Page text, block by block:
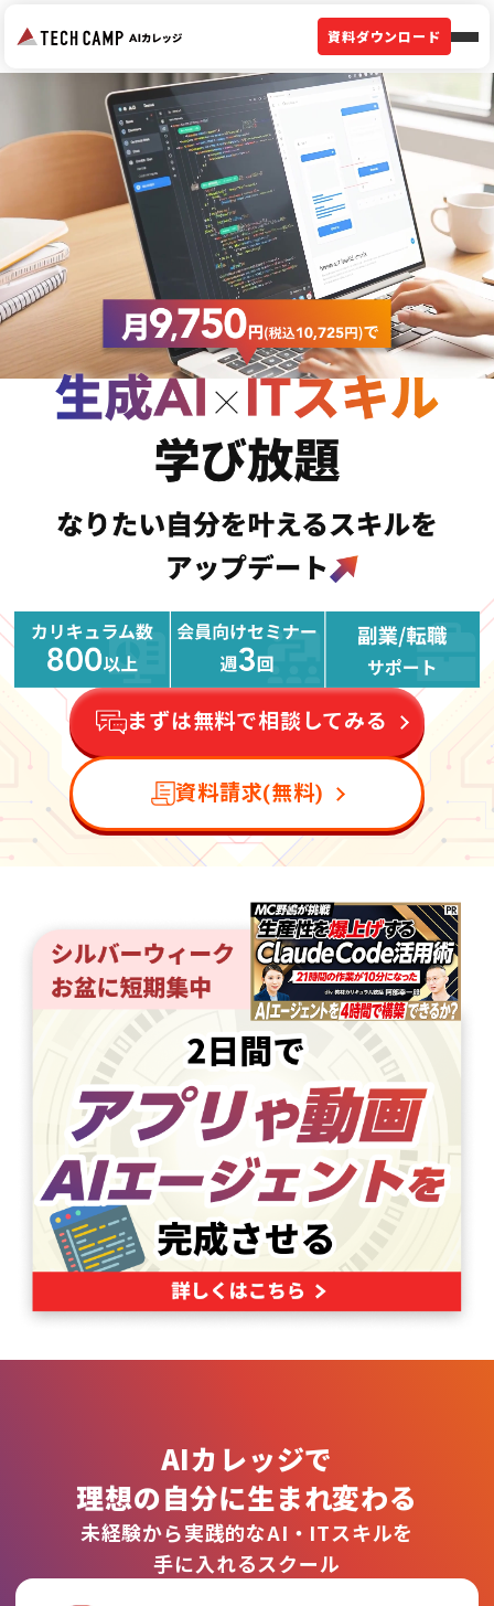
資料ダウンロード
まずは無料で相談してみる
資料請求(無料)
AIカレッジで
理想の自分に生まれ変わる
未経験から実践的なAI・ITスキルを
手に入れるスクール